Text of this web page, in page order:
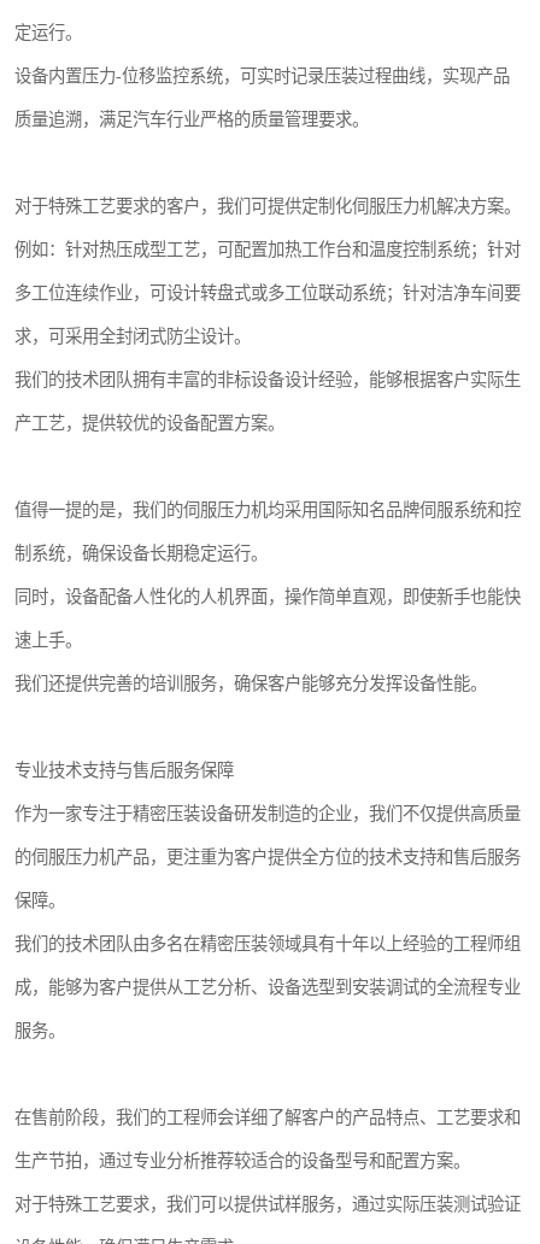
定运行。
设备内置压力-位移监控系统，可实时记录压装过程曲线，实现产品
质量追溯，满足汽车行业严格的质量管理要求。
对于特殊工艺要求的客户，我们可提供定制化伺服压力机解决方案。
例如：针对热压成型工艺，可配置加热工作台和温度控制系统；针对
多工位连续作业，可设计转盘式或多工位联动系统；针对洁净车间要
求，可采用全封闭式防尘设计。
我们的技术团队拥有丰富的非标设备设计经验，能够根据客户实际生
产工艺，提供较优的设备配置方案。
值得一提的是，我们的伺服压力机均采用国际知名品牌伺服系统和控
制系统，确保设备长期稳定运行。
同时，设备配备人性化的人机界面，操作简单直观，即使新手也能快
速上手。
我们还提供完善的培训服务，确保客户能够充分发挥设备性能。
专业技术支持与售后服务保障
作为一家专注于精密压装设备研发制造的企业，我们不仅提供高质量
的伺服压力机产品，更注重为客户提供全方位的技术支持和售后服务
保障。
我们的技术团队由多名在精密压装领域具有十年以上经验的工程师组
成，能够为客户提供从工艺分析、设备选型到安装调试的全流程专业
服务。
在售前阶段，我们的工程师会详细了解客户的产品特点、工艺要求和
生产节拍，通过专业分析推荐较适合的设备型号和配置方案。
对于特殊工艺要求，我们可以提供试样服务，通过实际压装测试验证